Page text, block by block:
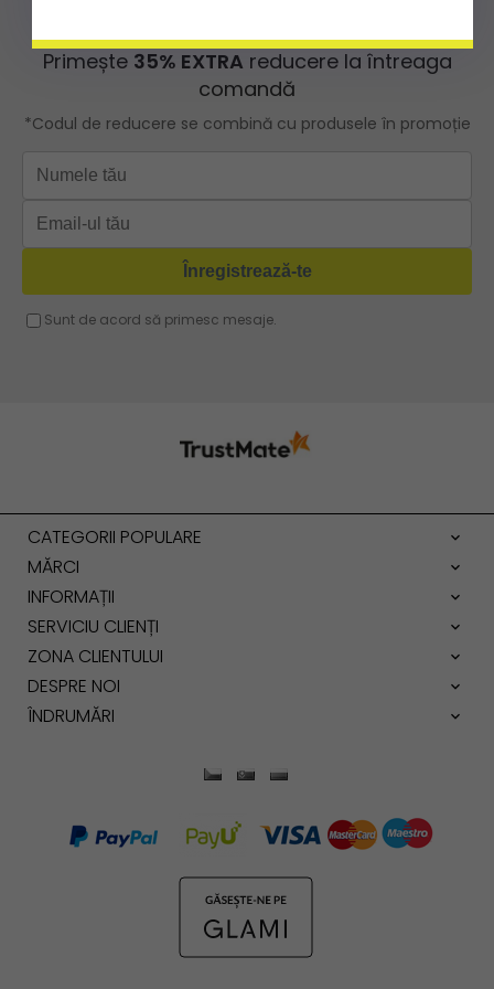
CATEGORII POPULARE
MĂRCI
INFORMAȚII
SERVICIU CLIENȚI
ZONA CLIENTULUI
DESPRE NOI
ÎNDRUMĂRI